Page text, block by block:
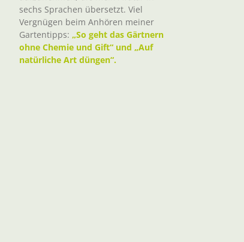
sechs Sprachen übersetzt. Viel
Vergnügen beim Anhören meiner
Gartentipps: „So geht das Gärtnern
ohne Chemie und Gift“ und „Auf
natürliche Art düngen“.